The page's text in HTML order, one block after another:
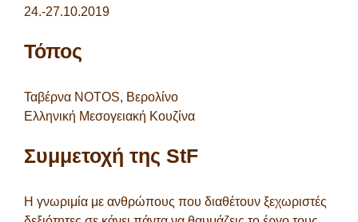
24.-27.10.2019
Τόπος
Ταβέρνα NOTOS, Βερολίνο
Ελληνική Μεσογειακή Κουζίνα
Συμμετοχή της StF
Η γνωριμία με ανθρώπους που διαθέτουν ξεχωριστές